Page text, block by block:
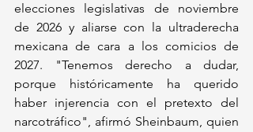
elecciones legislativas de noviembre
de 2026 y aliarse con la ultraderecha
mexicana de cara a los comicios de
2027. "Tenemos derecho a dudar,
porque históricamente ha querido
haber injerencia con el pretexto del
narcotráfico", afirmó Sheinbaum, quien